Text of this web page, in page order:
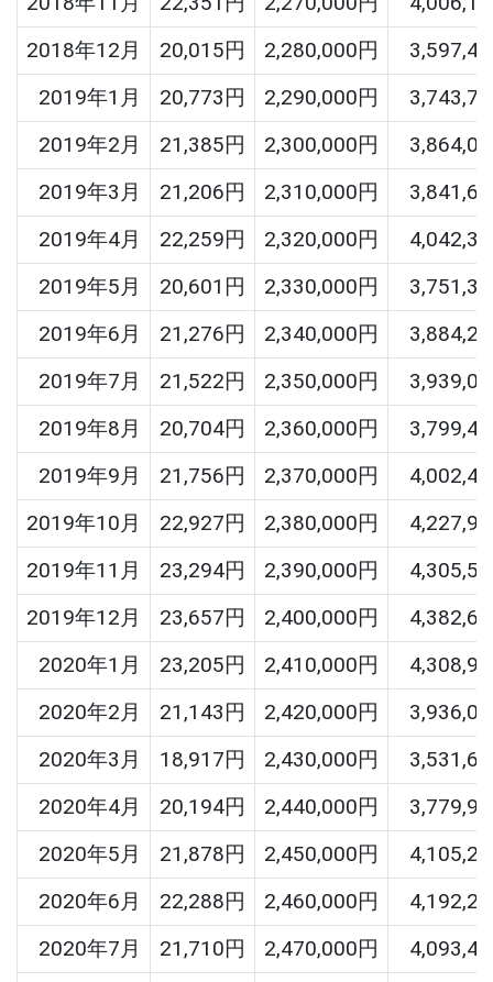
2018年12月
20,015円 2,280,000円
2019年1月
20,773円 2,290,000円
2019年2月
21,385円 2,300,000円
2019年3月
21,206円 2,310,000円
2019年4月
22,259円 2,320,000円
2019年5月
20,601円 2,330,000円
2019年6月
21,276円 2,340,000円
2019年7月
21,522円 2,350,000円
2019年8月
20,704円 2,360,000円
2019年9月
21,756円 2,370,000円
2019年10月
22,927円 2,380,000円
2019年11月
23,294円 2,390,000円
2019年12月
23,657円 2,400,000円
2020年1月
23,205円 2,410,000円
2020年2月
21,143円 2,420,000円
2020年3月
18,917円 2,430,000円
2020年4月
20,194円 2,440,000円
2020年5月
21,878円 2,450,000円
2020年6月
22,288円 2,460,000円
2020年7月
21,710円 2,470,000円